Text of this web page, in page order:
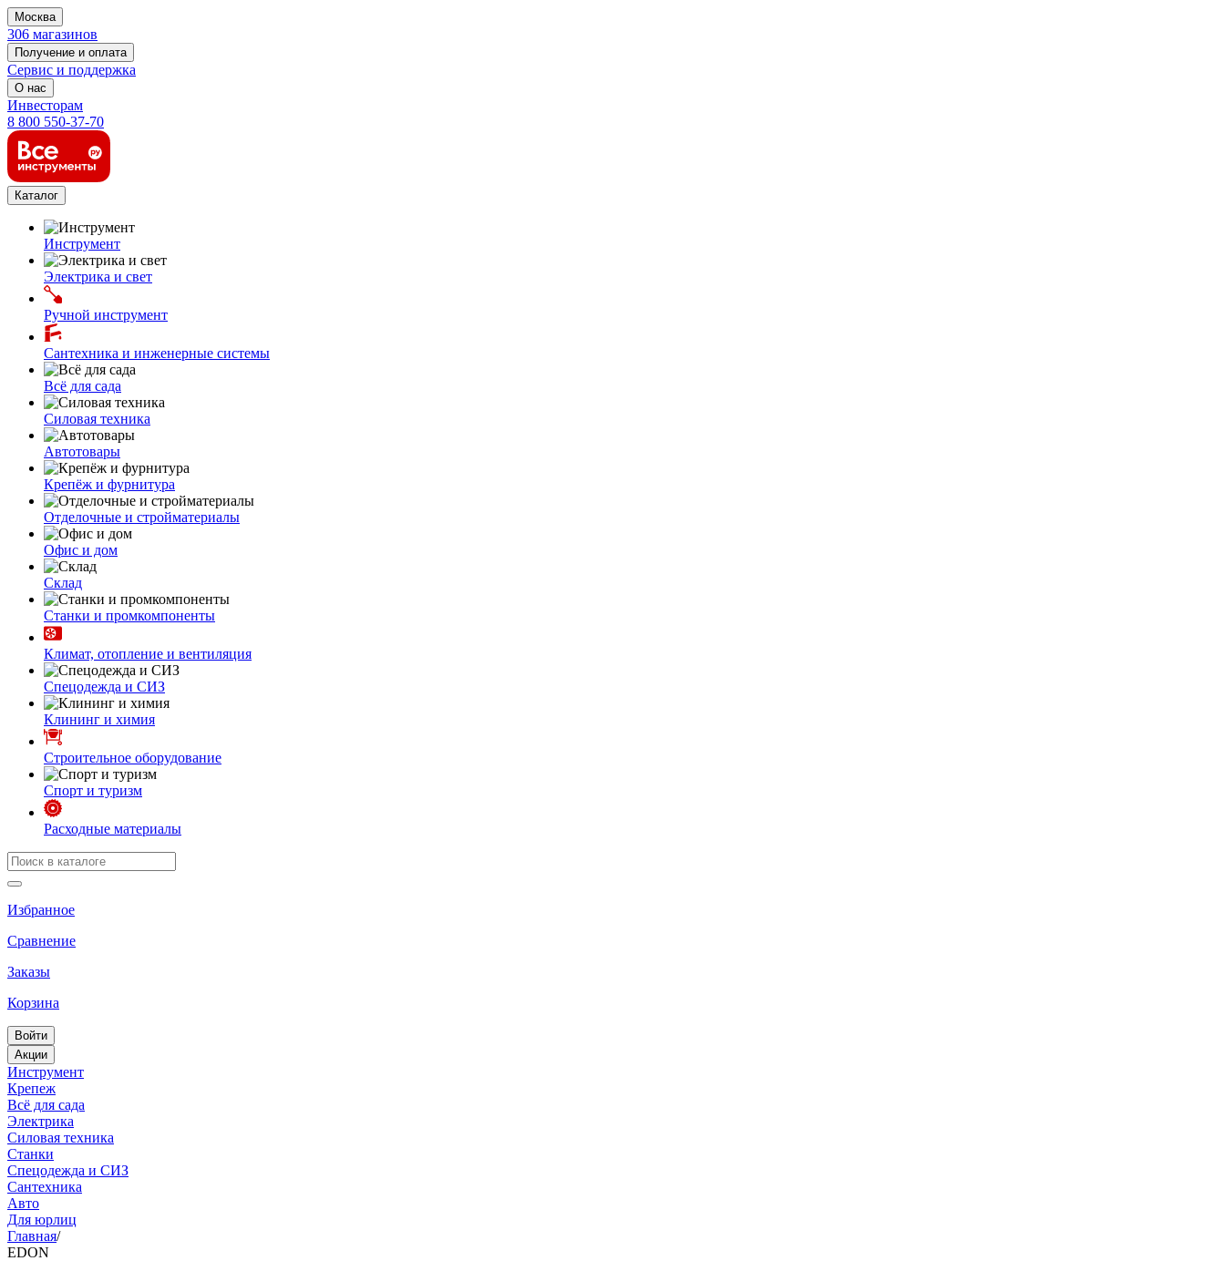
Москва
306 магазинов
Получение и оплата
Сервис и поддержка
О нас
Инвесторам
8 800 550-37-70
Каталог
Инструмент
Электрика и свет
Ручной инструмент
Сантехника и инженерные системы
Всё для сада
Силовая техника
Автотовары
Крепёж и фурнитура
Отделочные и стройматериалы
Офис и дом
Склад
Станки и промкомпоненты
Климат, отопление и вентиляция
Спецодежда и СИЗ
Клининг и химия
Строительное оборудование
Спорт и туризм
Расходные материалы
Избранное
Сравнение
Заказы
Корзина
Войти
Акции
Инструмент
Крепеж
Всё для сада
Электрика
Силовая техника
Станки
Спецодежда и СИЗ
Сантехника
Авто
Для юрлиц
Главная/
EDON